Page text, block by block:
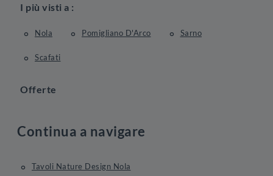
I più visti a :
Nola Pomigliano D'Arco Sarno
Scafati
Offerte
Continua a navigare
Tavoli Nature Design Nola